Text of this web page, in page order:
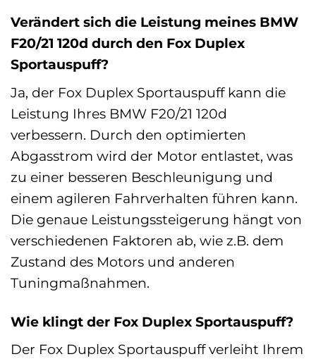
Verändert sich die Leistung meines BMW
F20/21 120d durch den Fox Duplex
Sportauspuff?
Ja, der Fox Duplex Sportauspuff kann die
Leistung Ihres BMW F20/21 120d
verbessern. Durch den optimierten
Abgasstrom wird der Motor entlastet, was
zu einer besseren Beschleunigung und
einem agileren Fahrverhalten führen kann.
Die genaue Leistungssteigerung hängt von
verschiedenen Faktoren ab, wie z.B. dem
Zustand des Motors und anderen
Tuningmaßnahmen.
Wie klingt der Fox Duplex Sportauspuff?
Der Fox Duplex Sportauspuff verleiht Ihrem